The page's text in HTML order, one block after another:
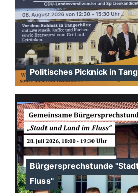
Politisches Picknick in
Bürgersprechstunde
Fluss"